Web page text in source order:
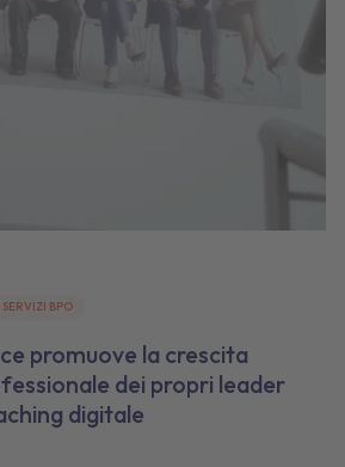
BPO
promuove la crescita
dei propri leader
digitale